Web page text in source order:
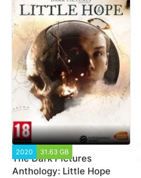
2020 31.63 GB
The Dark Pictures
Anthology: Little Hope